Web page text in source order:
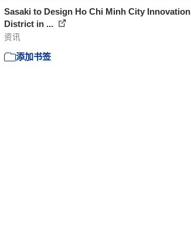
Sasaki to Design Ho Chi Minh City Innovation
District in ...
资讯
添加书签